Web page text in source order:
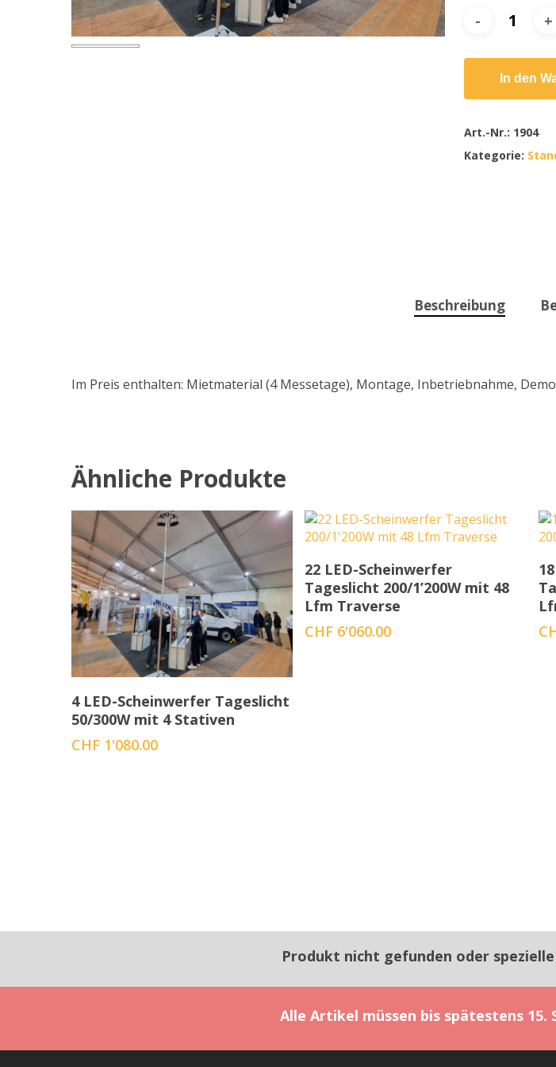
In den
Art.-Nr.: 1904
Kategorie:
Beschreibung
Im Preis enthalten: Mietmaterial (4 Messetage), Montage, Inbetriebnahme,
Ähnliche Produkte
In den Warenkorb
4 LED-Scheinwerfer Tageslicht
50/300W mit 4 Stativen
CHF 1'080.00
In den Warenkorb
22 LED-Scheinwerfer
Tageslicht 200/1’200W mit 48
Lfm Traverse
CHF 6'060.00
Produkt nicht gefunden oder spezielle
Alle Artikel müssen bis spätestens